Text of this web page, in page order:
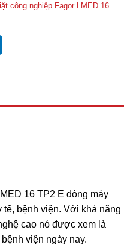
công nghiệp Fagor LMED 16
16 TP2 E dòng máy
tế, bệnh viện. Với khả năng
cao nó được xem là
viện ngày nay.